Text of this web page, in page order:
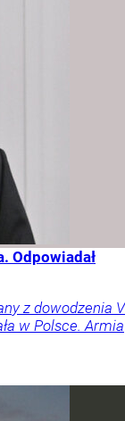
Odpowiadał
z dowodzenia V
w Polsce. Armia